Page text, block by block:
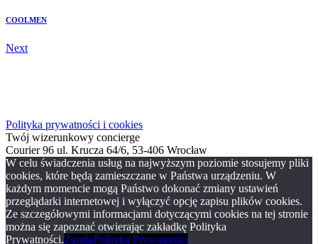
COOLMEN
Next
Polityka prywatności i cookies
Twój wizerunkowy concierge
Courier 96 ul. Krucza 64/6, 53-406 Wrocław
W celu świadczenia usług na najwyższym poziomie stosujemy pliki
cookies, które będą zamieszczane w Państwa urządzeniu. W
każdym momencie mogą Państwo dokonać zmiany ustawień
przeglądarki internetowej i wyłączyć opcję zapisu plików cookies.
Ze szczegółowymi informacjami dotyczącymi cookies na tej stronie
można się zapoznać otwierając zakładkę Polityka
Prywatności.ZgodaPolityka Prywatności